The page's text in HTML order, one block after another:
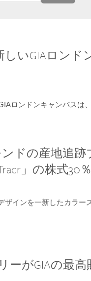
しいGIAロン
ロンドンキャンパスは
ドの産地追
」の株式30
ザインを一新したカラー
ーがGIAの最